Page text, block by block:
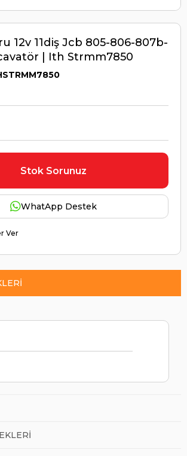
12v 11diş Jcb 805-806-807b-
| Ith Strmm7850
Stok Sorunuz
WhatApp Destek
Ver